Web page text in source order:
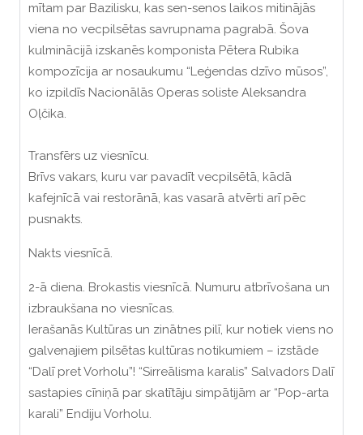
mītam par Bazilisku, kas sen-senos laikos mitinājās
viena no vecpilsētas savrupnama pagrabā. Šova
kulminācijā izskanēs komponista Pētera Rubika
kompozīcija ar nosaukumu “Leģendas dzīvo mūsos”,
ko izpildīs Nacionālās Operas soliste Aleksandra
Oļčika.
Transfērs uz viesnīcu.
Brīvs vakars, kuru var pavadīt vecpilsētā, kādā
kafejnīcā vai restorānā, kas vasarā atvērti arī pēc
pusnakts.
Nakts viesnīcā.
2-ā diena. Brokastis viesnīcā. Numuru atbrīvošana un
izbraukšana no viesnīcas.
Ierašanās Kultūras un zinātnes pilī, kur notiek viens no
galvenajiem pilsētas kultūras notikumiem – izstāde
“Dalī pret Vorholu”! “Sirreālisma karalis” Salvadors Dalī
sastapies cīniņā par skatītāju simpātijām ar “Pop-arta
karali” Endiju Vorholu.